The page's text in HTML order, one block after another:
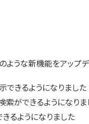
うな新機能をアップデ
できるようになりました
索ができるようになり
るようになりました